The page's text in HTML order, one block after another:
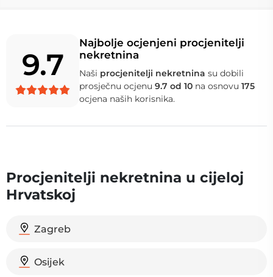
9.7
Najbolje ocjenjeni procjenitelji
nekretnina
Naši procjenitelji nekretnina su dobili
prosječnu ocjenu 9.7 od 10 na osnovu 175
ocjena naših korisnika.
Procjenitelji nekretnina u cijeloj
Hrvatskoj
Zagreb
Osijek